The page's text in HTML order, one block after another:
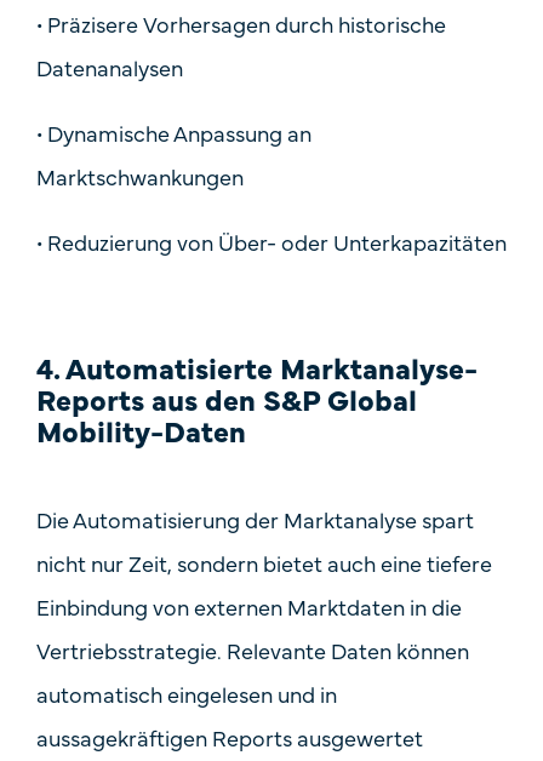
• Präzisere Vorhersagen durch historische
Datenanalysen
• Dynamische Anpassung an
Marktschwankungen
• Reduzierung von Über- oder Unterkapazitäten
4. Automatisierte Marktanalyse-
Reports aus den S&P Global
Mobility-Daten
Die Automatisierung der Marktanalyse spart
nicht nur Zeit, sondern bietet auch eine tiefere
Einbindung von externen Marktdaten in die
Vertriebsstrategie. Relevante Daten können
automatisch eingelesen und in
aussagekräftigen Reports ausgewertet